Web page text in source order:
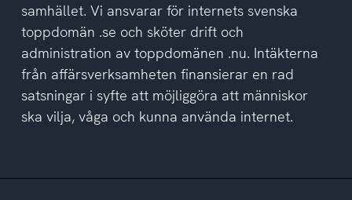
samhället. Vi ansvarar för internets svenska
toppdomän .se och sköter drift och
administration av toppdomänen .nu. Intäkterna
från affärsverksamheten finansierar en rad
satsningar i syfte att möjliggöra att människor
ska vilja, våga och kunna använda internet.